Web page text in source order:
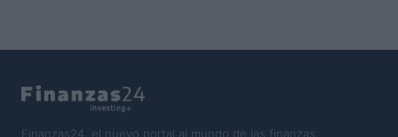
Finanzas24, el nuevo portal al mundo de las finanzas.